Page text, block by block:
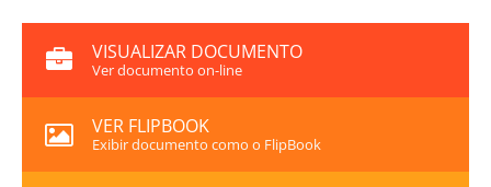
VISUALIZAR DOCUMENTO
Ver documento on-line
VER FLIPBOOK
Exibir documento como o FlipBook